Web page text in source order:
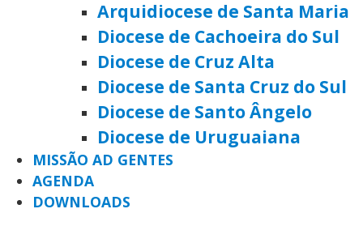
Arquidiocese de Santa Maria
Diocese de Cachoeira do Sul
Diocese de Cruz Alta
Diocese de Santa Cruz do Sul
Diocese de Santo Ângelo
Diocese de Uruguaiana
MISSÃO AD GENTES
AGENDA
DOWNLOADS